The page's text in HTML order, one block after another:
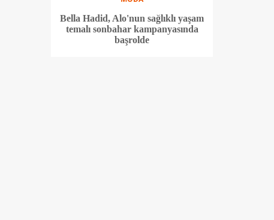
Bella Hadid, Alo'nun sağlıklı yaşam
temalı sonbahar kampanyasında
başrolde